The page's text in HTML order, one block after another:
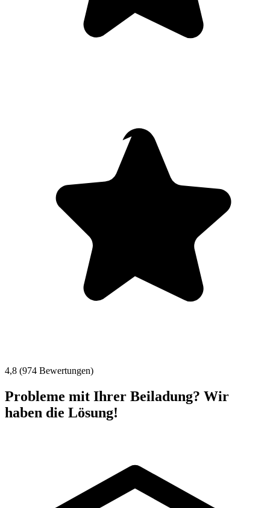
4,8 (974 Bewertungen)
Probleme mit Ihrer Beiladung? Wir
haben die Lösung!